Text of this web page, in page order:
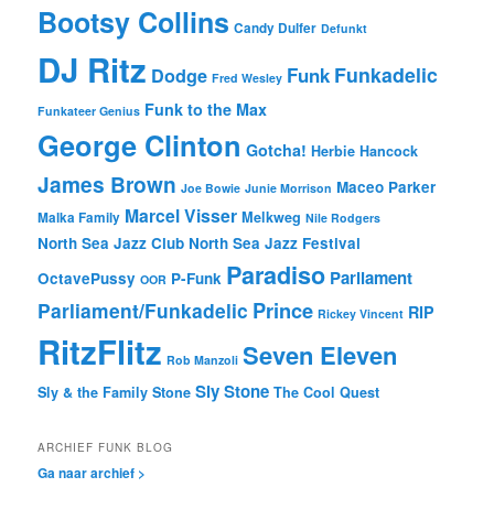
Bootsy Collins Candy Dulfer Defunkt
DJ Ritz Dodge Fred Wesley Funk Funkadelic
Funkateer Genius Funk to the Max
George Clinton Gotcha! Herbie Hancock
James Brown Joe Bowie Junie Morrison Maceo Parker
Malka Family Marcel Visser Melkweg Nile Rodgers
North Sea Jazz Club North Sea Jazz Festival
OctavePussy OOR P-Funk Paradiso Parliament
Parliament/Funkadelic Prince Rickey Vincent RIP
RitzFlitz Rob Manzoli Seven Eleven
Sly & the Family Stone Sly Stone The Cool Quest
ARCHIEF FUNK BLOG
Ga naar archief >